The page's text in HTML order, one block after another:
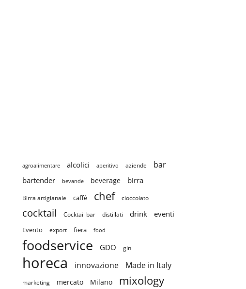
agroalimentare alcolici aperitivo aziende bar
bartender bevande beverage birra
Birra artigianale caffè chef cioccolato
cocktail Cocktail bar distillati drink eventi
Evento export fiera food
foodservice GDO gin
horeca innovazione Made in Italy
marketing mercato Milano mixology